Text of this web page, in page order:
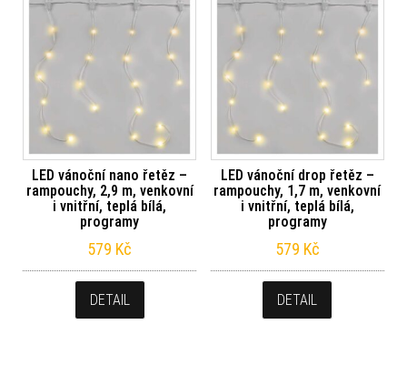
LED vánoční nano řetěz –
rampouchy, 2,9 m, venkovní
i vnitřní, teplá bílá,
programy
579 Kč
DETAIL
LED vánoční drop řetěz –
rampouchy, 1,7 m, venkovní
i vnitřní, teplá bílá,
programy
579 Kč
DETAIL